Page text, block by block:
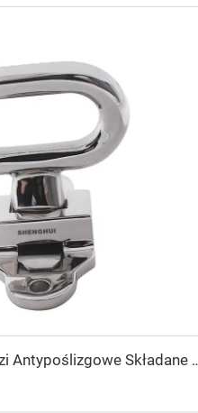
Akcesoria Do Łodzi